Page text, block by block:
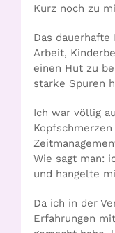
Kurz noch zu
Das dauerhafte
Arbeit,
einen Hut zu
starke Spuren
Ich war völlig
Kopfschmerzen
Wie sagt man:
und hangelte
Da ich in der
Erfahrungen